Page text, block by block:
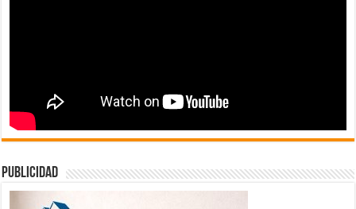
publicidad